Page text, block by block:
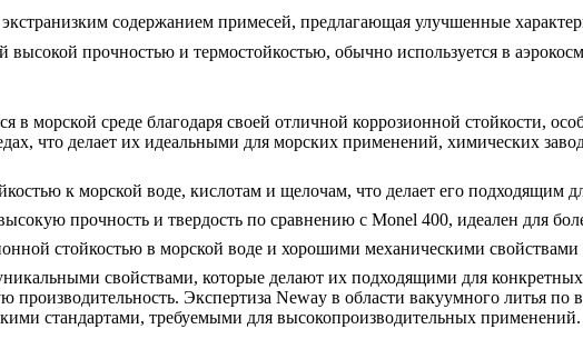
экстранизким содержанием примесей, предлагающая улучшенные
высокой прочностью и термостойкостью, обычно используется в
в морской среде благодаря своей отличной коррозионной стойкости,
что делает их идеальными для морских применений, химических
к морской воде, кислотам и щелочам, что делает его подходящим
прочность и твердость по сравнению с Monel 400, идеален для
стойкостью в морской воде и хорошими механическими
свойствами, которые делают их подходящими для
производительность. Экспертиза Neway в области вакуумного литья по
стандартами, требуемыми для высокопроизводительных применений.